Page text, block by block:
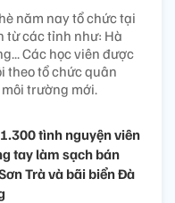
năm nay tổ chức tại
từ các tỉnh như: Hà
Các học viên được
theo tổ chức quân
trường mới.
tình nguyện viên
tay làm sạch bán
Trà và bãi biển Đà